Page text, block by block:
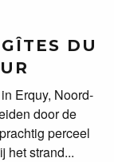
DU
Erquy, Noord-
door de
perceel
het strand...